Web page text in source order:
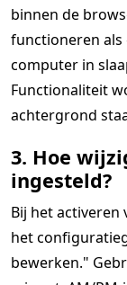
binnen de
functioneren als
computer in
Functionaliteit
achtergrond
3. Hoe
ingesteld?
Bij het activeren
het
bewerken."